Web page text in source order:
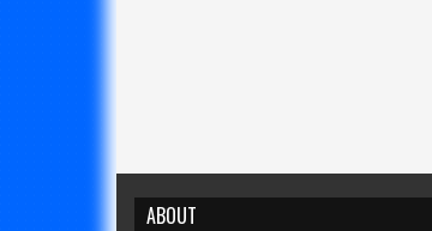
ABOUT